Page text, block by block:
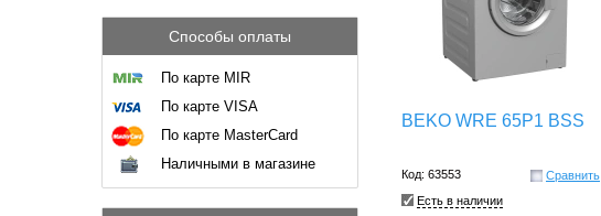
Способы оплаты
По карте MIR
По карте VISA
По карте MasterCard
Наличными в магазине
BEKO WRE 65P1 BSS
Код: 63553
Сравнить
Есть в наличии